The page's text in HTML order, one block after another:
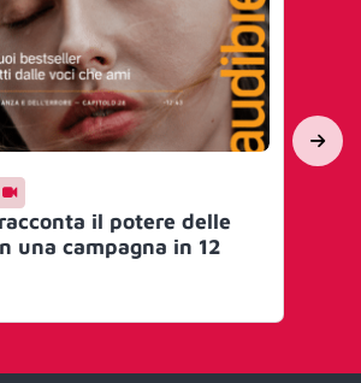
il potere delle
una campagna in 12